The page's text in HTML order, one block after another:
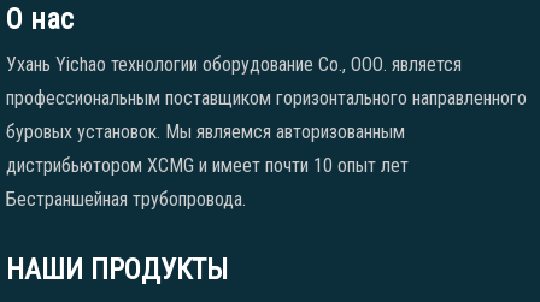
О нас
Ухань Yichao технологии оборудование Co., ООО. является
профессиональным поставщиком горизонтального направленного
буровых установок. Мы являемся авторизованным
дистрибьютором XCMG и имеет почти 10 опыт лет
Бестраншейная трубопровода.
НАШИ ПРОДУКТЫ